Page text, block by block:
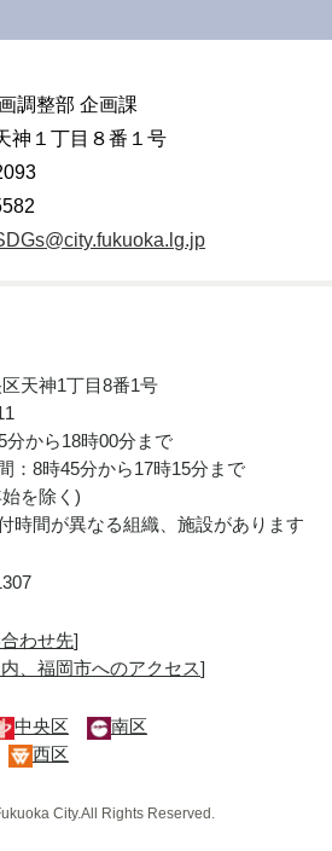
調整部 企画課
神１丁目８番１号
天神1丁目8番1号
から18時00分まで
：8時45分から17時15分まで
を除く)
時間が異なる組織、施設があります
わせ先]
、福岡市へのアクセス]
中央区
南区
西区
City.All Rights Reserved.